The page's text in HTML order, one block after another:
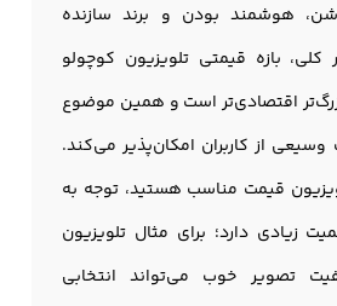
هوشمند بودن و برند سازنده
بازه قیمتی تلویزیون کوچولو
اقتصادی‌تر است و همین موضوع
وسیعی از کاربران امکان‌پذیر می‌کند.
قیمت مناسب هستید، توجه به
زیادی دارد؛ برای مثال تلویزیون
تصویر خوب می‌تواند انتخابی